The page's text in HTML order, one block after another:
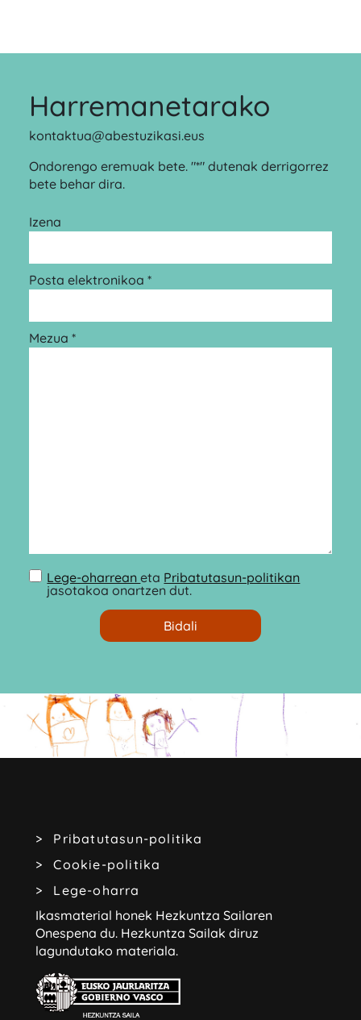
Harremanetarako
kontaktua@abestuzikasi.eus
Ondorengo eremuak bete. "*" dutenak derrigorrez
bete behar dira.
Izena
Posta elektronikoa *
Mezua *
Lege-oharreaneta Pribatutasun-politikan
jasotakoa onartzen dut.
Pribatutasun-politika
Cookie-politika
Lege-oharra
Ikasmaterial honek Hezkuntza Sailaren
Onespena du. Hezkuntza Sailak diruz
lagundutako materiala.